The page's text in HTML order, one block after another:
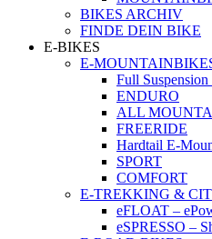
BIKES ARCHIV
FINDE DEIN BIKE
E-BIKES
E-
Full
ENDURO
ALL
FREERIDE
Hardtail E-
SPORT
COMFORT
E-TREKKING &
eFLOAT –
eSPRESSO –